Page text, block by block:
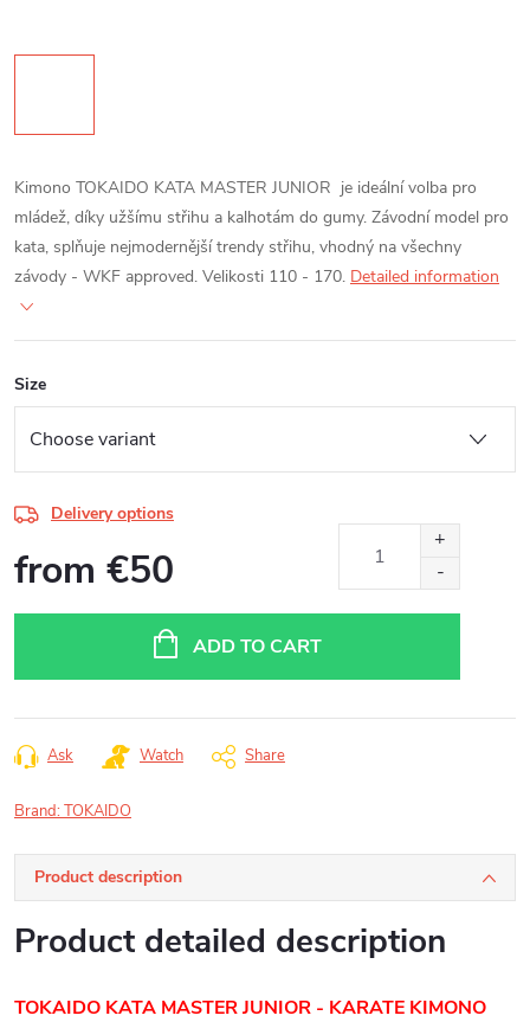
Kimono TOKAIDO KATA MASTER JUNIOR je ideální volba pro
mládež, díky užšímu střihu a kalhotám do gumy. Závodní model pro
kata, splňuje nejmodernější trendy střihu, vhodný na všechny
závody - WKF approved. Velikosti 110 - 170. Detailed information
Size
Delivery options
from €50
ADD TO CART
Ask Watch Share
Brand:TOKAIDO
Product description
Product detailed description
TOKAIDO KATA MASTER JUNIOR - KARATE KIMONO